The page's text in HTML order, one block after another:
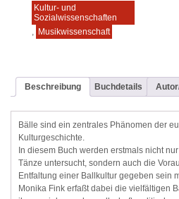
Kultur- und
Sozialwissenschaften
, Musikwissenschaft
Beschreibung Buchdetails
Bälle sind ein zentrales Phänomen der
Kulturgeschichte.
In diesem Buch werden erstmals nicht
Tänze untersucht, sondern auch die
Entfaltung einer Ballkultur gegeben sein
Monika Fink erfaßt dabei die vielfältigen